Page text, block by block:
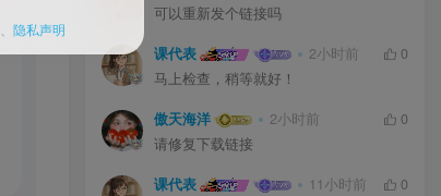
可以重新发个链接吗
课代表 2小时前
0
马上检查，稍等就好！
傲天海洋 2小时前
0
请修复下载链接
课代表 11小时前
0
隐私声明